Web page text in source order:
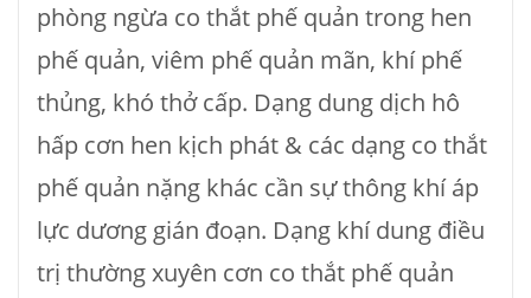
phòng ngừa co thắt phế quản trong hen
phế quản, viêm phế quản mãn, khí phế
thủng, khó thở cấp. Dạng dung dịch hô
hấp cơn hen kịch phát & các dạng co thắt
phế quản nặng khác cần sự thông khí áp
lực dương gián đoạn. Dạng khí dung điều
trị thường xuyên cơn co thắt phế quản